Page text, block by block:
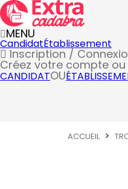
MENU
CandidatÉtablissement
Inscription /
Créez votre compte
CANDIDATOU
ACCUEIL